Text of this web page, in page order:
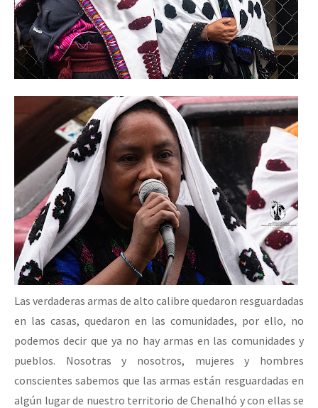
Las verdaderas armas de alto calibre quedaron resguardadas
en las casas, quedaron en las comunidades, por ello, no
podemos decir que ya no hay armas en las comunidades y
pueblos. Nosotras y nosotros, mujeres y hombres
conscientes sabemos que las armas están resguardadas en
algún lugar de nuestro territorio de Chenalhó y con ellas se